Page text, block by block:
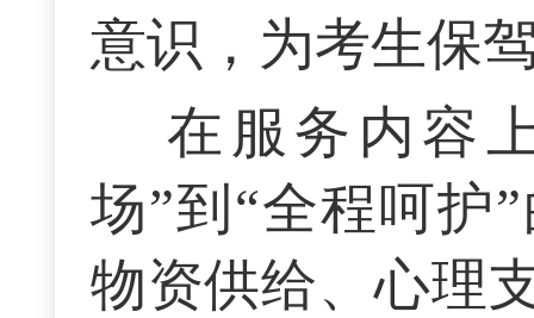
意识，为考生保
在服务内容
场”到“全程呵护
物资供给、心理